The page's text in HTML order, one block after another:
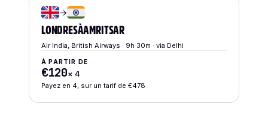
→
LONDRESÀAMRITSAR
Air India, British Airways · 9h 30m · via Delhi
À PARTIR DE
€120× 4
Payez en 4, sur un tarif de €478